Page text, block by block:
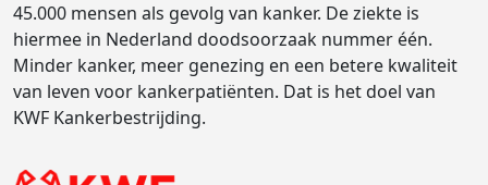
45.000 mensen als gevolg van kanker. De ziekte is
hiermee in Nederland doodsoorzaak nummer één.
Minder kanker, meer genezing en een betere kwaliteit
van leven voor kankerpatiënten. Dat is het doel van
KWF Kankerbestrijding.